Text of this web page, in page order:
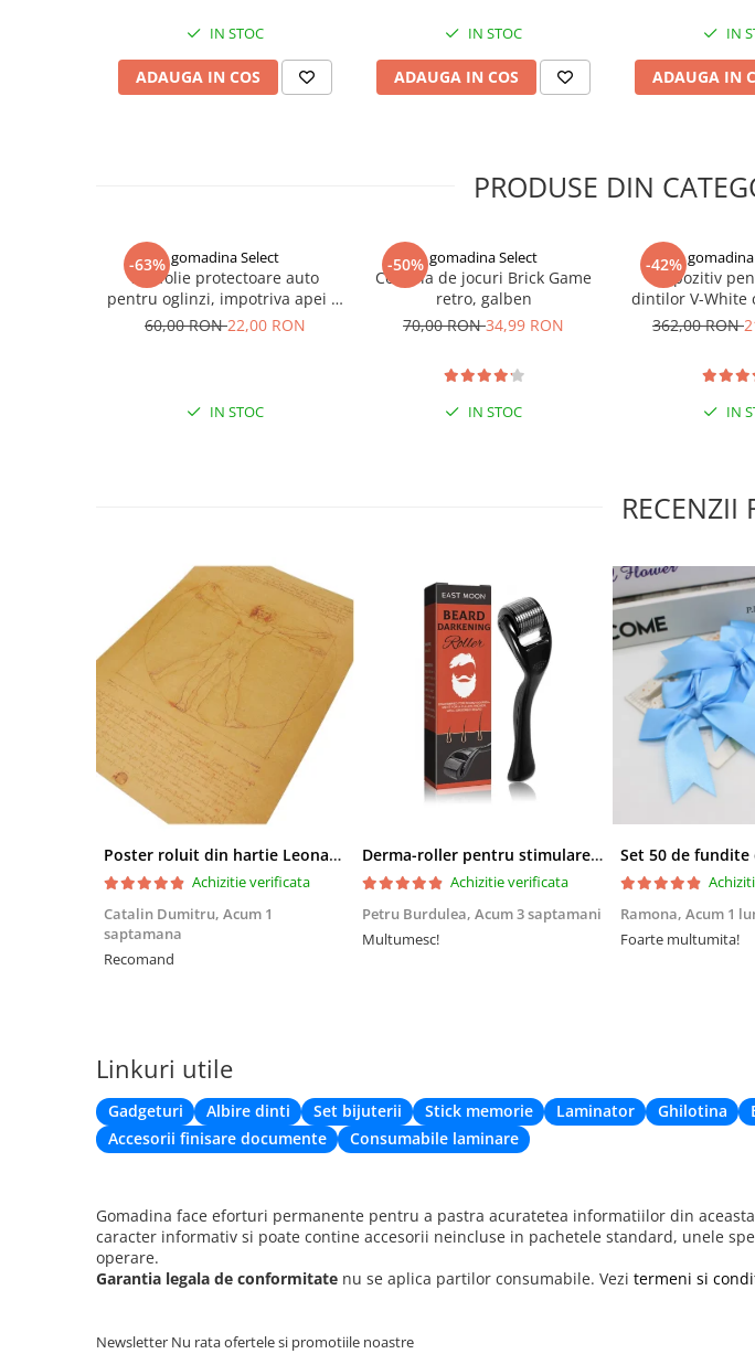
Laminatoare documente
dumneavoastra zilnice.
IN STOC
ADAUGA IN COS
IN STOC
ADAUGA IN COS
IN
ADAUGA IN
PRODUSE DIN
-63% gomadina Select
Set folie protectoare auto
pentru oglinzi, impotriva apei si
aburului, Film Protect
60,00 RON22,00 RON
IN STOC
-50% gomadina Select
Consola de jocuri Brick Game
retro, galben
70,00 RON34,99 RON
IN STOC
-42%
Dispozitiv
dintilor V-White
362,00 RON
IN
RECENZII
Poster roluit din hartie Leonardo Da Vinci, Vitruvian Man, vintage, 51x35 cm
Achizitie verificata
Catalin Dumitru, Acum 1
saptamana
Recomand
Derma-roller pentru stimularea cresterii parului, scalp si barba, Beard Roller
Achizitie verificata
Petru Burdulea, Acum 3 saptamani
Multumesc!
Ramona, Acum 1
Foarte multumita!
Linkuri utile
Gadgeturi Albire dinti Set bijuterii Stick memorie Laminator Ghilotina
Accesorii finisare documente
Consumabile laminare
Gomadina face eforturi permanente pentru a pastra acuratetea informatiilor din
caracter informativ si poate contine accesorii neincluse in pachetele standard, unele
operare.
Garantia legala de conformitate nu se aplica partilor consumabile. Vezi termeni si
Newsletter Nu rata ofertele si promotiile noastre